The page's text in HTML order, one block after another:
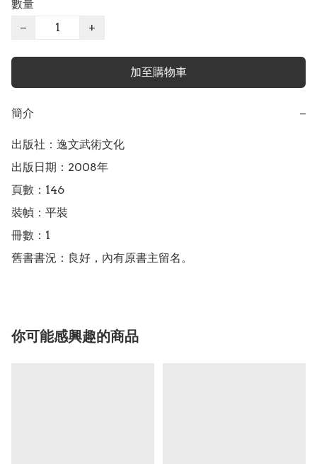
數量
−
+
加至購物車
簡介 −
出版社：逸文武術文化
出版日期：2008年
頁數：146
裝幀：平裝
冊數：1
舊書書況：良好，內有原書主留名。
你可能感興趣的商品